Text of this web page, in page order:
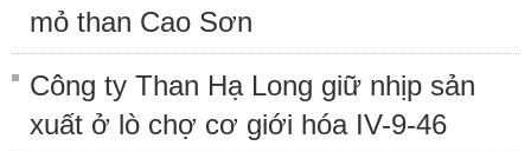
mỏ than Cao Sơn
Công ty Than Hạ Long giữ nhịp sản
xuất ở lò chợ cơ giới hóa IV-9-46